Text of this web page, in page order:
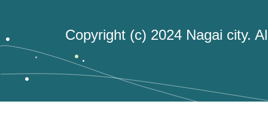
Copyright (c) 2024 Nagai city.